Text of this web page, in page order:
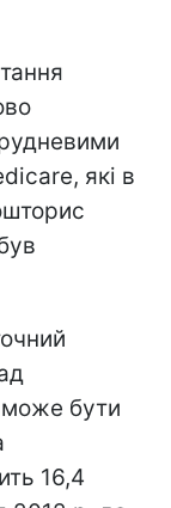
які в
може бути
16,4